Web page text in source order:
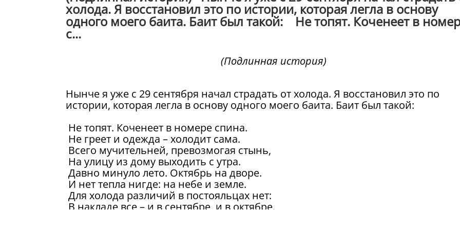
холода. Я восстановил это по истории, которая легла в основу
одного моего баита. Баит был такой: Не топят. Коченеет в
с...
(Подлинная история)
Нынче я уже с 29 сентября начал страдать от холода. Я восстановил это по
истории, которая легла в основу одного моего баита. Баит был такой:
Не топят. Коченеет в номере спина.
Не греет и одежда – холодит сама.
Всего мучительней, превозмогая стынь,
На улицу из дому выходить с утра.
Давно минуло лето. Октябрь на дворе.
И нет тепла нигде: на небе и земле.
Для холода различий в постояльцах нет:
В накладе все – и в сентябре, и в октябре.